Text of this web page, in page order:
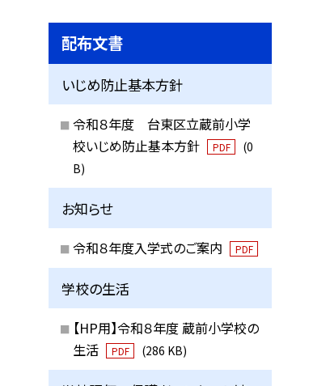
配布文書
いじめ防止基本方針
令和８年度 台東区立蔵前小学
校いじめ防止基本方針
PDF
(0
B)
お知らせ
令和８年度入学式のご案内 PDF
学校の生活
【HP用】令和８年度 蔵前小学校の
生活
PDF (286 KB)